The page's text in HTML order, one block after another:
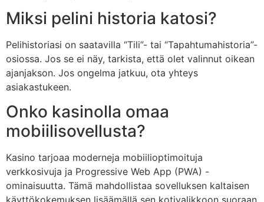
Miksi pelini historia katosi?
Pelihistoriasi on saatavilla “Tili”- tai “Tapahtumahistoria”-
osiossa. Jos se ei näy, tarkista, että olet valinnut oikean
ajanjakson. Jos ongelma jatkuu, ota yhteys
asiakastukeen.
Onko kasinolla omaa
mobiilisovellusta?
Kasino tarjoaa moderneja mobiilioptimoituja
verkkosivuja ja Progressive Web App (PWA) -
ominaisuutta. Tämä mahdollistaa sovelluksen kaltaisen